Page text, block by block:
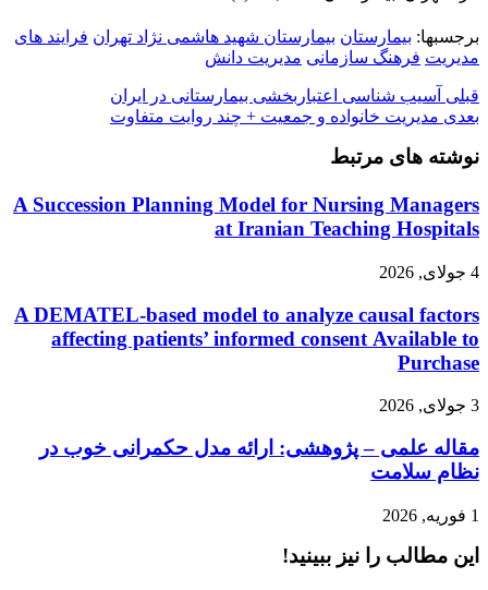
برجسبها: بیمارستان بیمارستان شهید هاشمی نژاد تهران فرایند های
مدیریت فرهنگ سازمانی مدیریت دانش
قبلی آسیب شناسی اعتباربخشی بیمارستانی در ایران
بعدی مدیریت خانواده و جمعیت + چند روایت متفاوت
نوشته های مرتبط
A Succession Planning Model for Nursing Managers
at Iranian Teaching Hospitals
4 جولای, 2026
A DEMATEL-based model to analyze causal factors
affecting patients’ informed consent Available to
Purchase
3 جولای, 2026
مقاله علمی – پژوهشی: ارائه مدل حکمرانی خوب در
نظام سلامت
1 فوریه, 2026
این مطالب را نیز ببینید!